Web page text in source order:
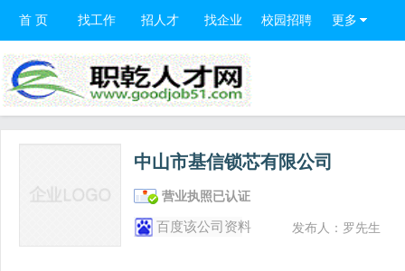
首 页 找工作 招人才 找企业 校园招聘 更多
中山市基信锁芯有限公司
营业执照已认证
百度该公司资料 发布人：罗先生